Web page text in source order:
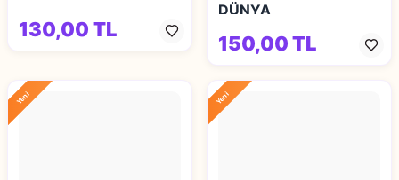
130,00 TL
DÜNYA
150,00 TL
Yeni Yeni